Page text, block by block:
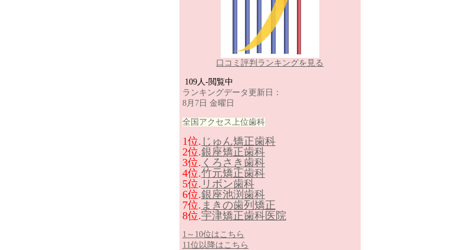
口コミ評判ランキングを見る
109人-閲覧中
ランキングデータ更新日：
8月7日 金曜日
全国アクセス上位歯科
1位. じゅん矯正歯科
2位.銀座矯正歯科
3位. くろさき歯科
4位.竹元矯正歯科
5位. リボン歯科
6位.銀座池渕歯科
7位. まきの歯列矯正
8位.宇津矯正歯科医院
1～10位はこちら
11位以降はこちら